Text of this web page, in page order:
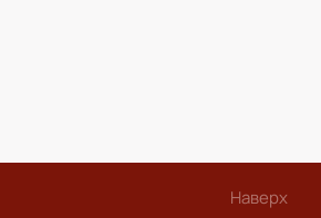
Наверх